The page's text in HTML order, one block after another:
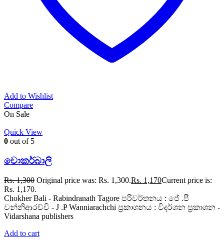
Add to Wishlist
Compare
On Sale
Quick View
0 out of 5
චොකර්බාලි
Rs.1,300 Original price was: Rs. 1,300.Rs. 1,170Current price is:
Rs. 1,170.
Chokher Bali - Rabindranath Tagore පරිවර්තනය : ජේ .පී
වන්නිආරච්චි - J .P Wanniarachchi ප්‍රකාශනය : විදර්ශන ප්‍රකාශන -
Vidarshana publishers
Add to cart